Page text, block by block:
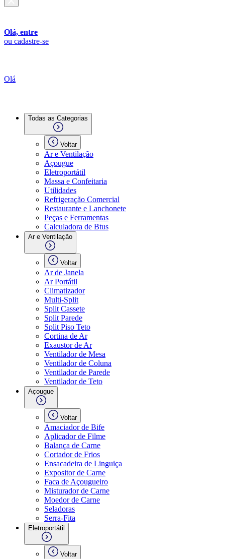
Olá, entre
ou cadastre-se
Olá
Todas as Categorias
Voltar
Ar e Ventilação
Açougue
Eletroportátil
Massa e Confeitaria
Utilidades
Refrigeração Comercial
Restaurante e Lanchonete
Peças e Ferramentas
Calculadora de Btus
Ar e Ventilação
Voltar
Ar de Janela
Ar Portátil
Climatizador
Multi-Split
Split Cassete
Split Parede
Split Piso Teto
Cortina de Ar
Exaustor de Ar
Ventilador de Mesa
Ventilador de Coluna
Ventilador de Parede
Ventilador de Teto
Açougue
Voltar
Amaciador de Bife
Aplicador de Filme
Balança de Carne
Cortador de Frios
Ensacadeira de Linguiça
Expositor de Carne
Faca de Açougueiro
Misturador de Carne
Moedor de Carne
Seladoras
Serra-Fita
Eletroportátil
Voltar